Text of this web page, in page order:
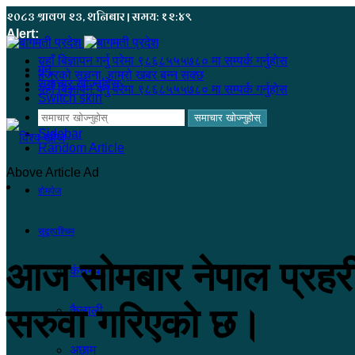
२०८३ श्रावण २३, शनिबार | समय: १२:४९
Alert:
यहाँ बिज्ञापन गर्नु परेमा ९८६८५५५७८० मा सम्पर्क गर्नुहोस
हजुरको सूचना, हाम्रो खबर बन्न सक्छ
यहाँ बिज्ञापन गर्नु परेमा ९८६८५५५७८० मा सम्पर्क गर्नुहोस
समाचार खोज्नुहोस्
Sidebar
Random Article
मेनू
समाचार खोज्नुहोस्
Switch skin
होमपेज
सुदूरपश्चिम
कंचनपुर
कैलाली
अछाम
Above Article Ad
आज सोमबार नेपाल
सरुवा गरिएको छ।